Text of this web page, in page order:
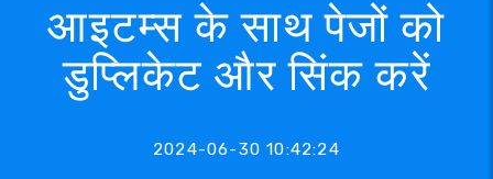
आइटम्स के साथ पेजों को
डुप्लिकेट और सिंक करें
2024-06-30 10:42:24